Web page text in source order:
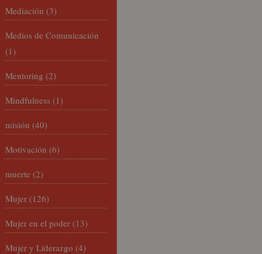
Mediación (3)
Medios de Comunicación
(1)
Mentoring (2)
Mindfulness (1)
misión (40)
Motivación (6)
muerte (2)
Mujer (126)
Mujer en el poder (13)
Mujer y Liderazgo (4)